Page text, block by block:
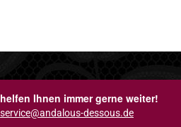
Ihnen immer gerne weiter!
service@andalous-dessous.de